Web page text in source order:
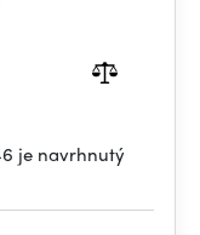
je navrhnutý